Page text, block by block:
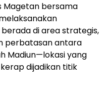
Magetan bersama
di area strategis,
perbatasan antara
Madiun—lokasi yang
dijadikan titik